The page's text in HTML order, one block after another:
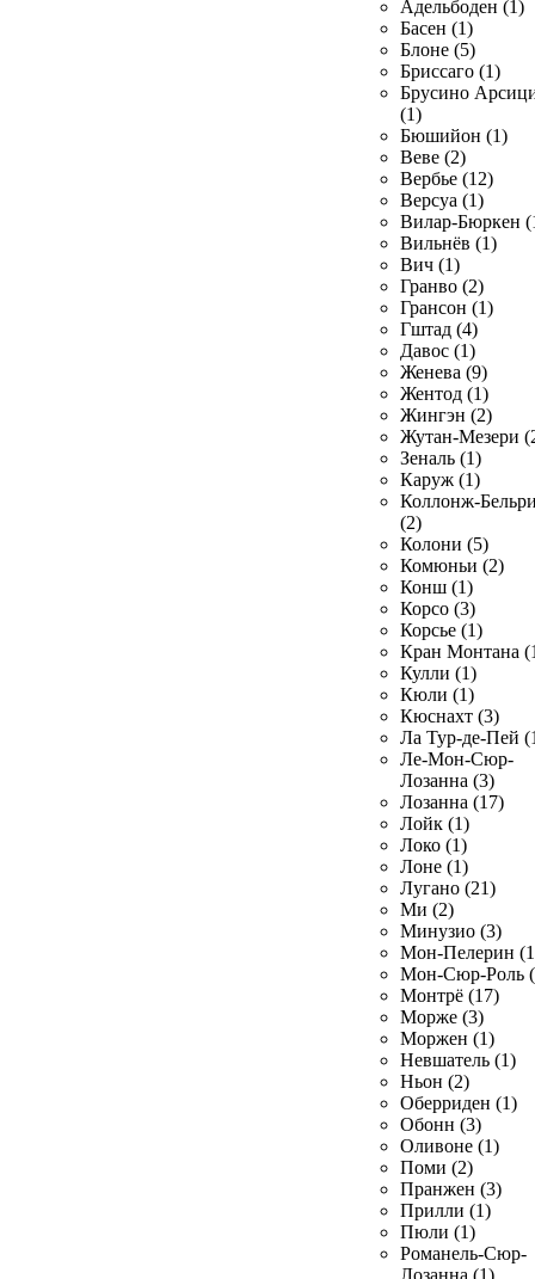
Адельбоден (1)
Басен (1)
Блоне (5)
Бриссаго (1)
Брусино
(1)
Бюшийон (1)
Веве (2)
Вербье (12)
Версуа (1)
Вилар-Бюркен
Вильнёв (1)
Вич (1)
Гранво (2)
Грансон (1)
Гштад (4)
Давос (1)
Женева (9)
Жентод (1)
Жингэн (2)
Жутан-Мезери
Зеналь (1)
Каруж (1)
Коллонж-
(2)
Колони (5)
Комюньи (2)
Конш (1)
Корсо (3)
Корсье (1)
Кран Монтана
Кулли (1)
Кюли (1)
Кюснахт (3)
Ла Тур-де-Пей
Ле-Мон-Сюр-
Лозанна (3)
Лозанна (17)
Лойк (1)
Локо (1)
Лоне (1)
Лугано (21)
Ми (2)
Минузио (3)
Мон-Пелерин
Мон-Сюр-Роль
Монтрё (17)
Морже (3)
Моржен (1)
Невшатель (1)
Ньон (2)
Оберриден (1)
Обонн (3)
Оливоне (1)
Поми (2)
Пранжен (3)
Прилли (1)
Пюли (1)
Романель-Сюр-
Лозанна (1)